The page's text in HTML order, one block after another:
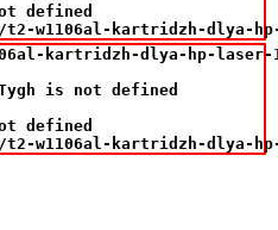
defined
w1106al-kartridzh-dlya-
kartridzh-dlya-hp-laser-
is not defined
defined
w1106al-kartridzh-dlya-